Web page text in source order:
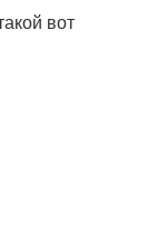
вот